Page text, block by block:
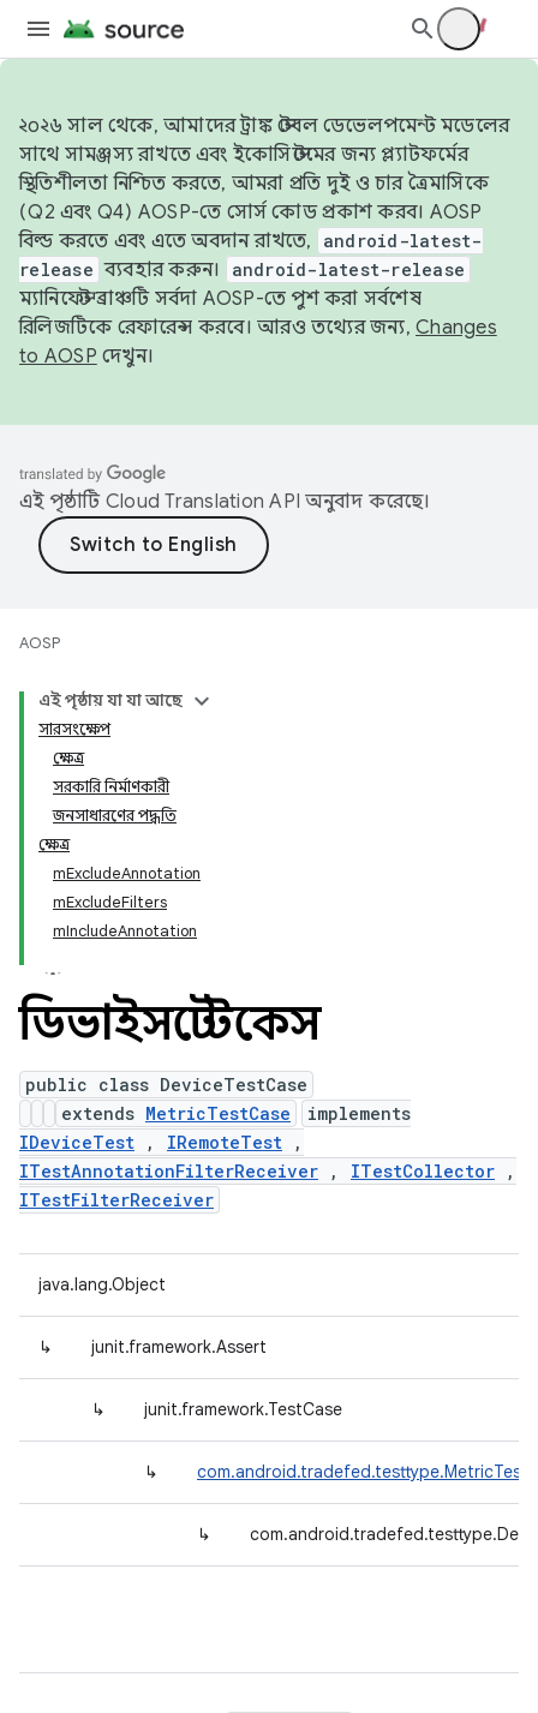
২০২৬ সাল থেকে, আমাদের ট্রাঙ্ক স্টেবল ডেভেলপমেন্ট মডেলের
সাথে সামঞ্জস্য রাখতে এবং ইকোসিস্টেমের জন্য প্ল্যাটফর্মের
স্থিতিশীলতা নিশ্চিত করতে, আমরা প্রতি দুই ও চার ত্রৈমাসিকে
(Q2 এবং Q4) AOSP-তে সোর্স কোড প্রকাশ করব। AOSP
বিল্ড করতে এবং এতে অবদান রাখতে,
android-latest-
release ব্যবহার করুন। android-latest-release
ম্যানিফেস্ট ব্রাঞ্চটি সর্বদা AOSP-তে পুশ করা সর্বশেষ
রিলিজটিকে রেফারেন্স করবে। আরও তথ্যের জন্য, Changes
to AOSP দেখুন।
এই পৃষ্ঠাটি Cloud Translation API অনুবাদ করেছে।
AOSP
এই পৃষ্ঠায় যা যা আছে
সারসংক্ষেপ
ক্ষেত্র
সরকারি নির্মাণকারী
জনসাধারণের পদ্ধতি
ক্ষেত্র
mExcludeAnnotation
mExcludeFilters
mIncludeAnnotation
ডিভাইসটেস্টকেস
public class DeviceTestCase
extends MetricTestCase
implements
IDeviceTest , IRemoteTest ,
ITestAnnotationFilterReceiver , ITestCollector ,
ITestFilterReceiver
java.lang.Object
↳ junit.framework.Assert
↳ junit.framework.TestCase
↳
↳